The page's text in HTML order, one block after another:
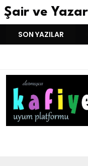
Şair ve
SON YAZILAR
BASARINDIR!